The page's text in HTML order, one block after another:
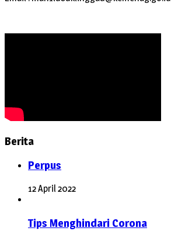
Berita
Perpus
12 April 2022
Tips Menghindari Corona